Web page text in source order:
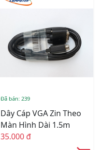
Đã bán: 239
Dây Cáp VGA Zin Theo
Màn Hình Dài 1.5m
35.000 đ